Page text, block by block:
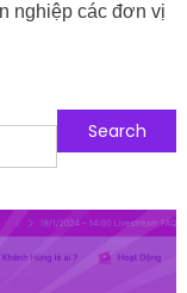
nghiệp các đơn vị